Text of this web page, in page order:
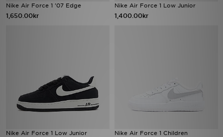
Nike Air Force 1 '07 Edge
1,650.00kr
Nike Air Force 1 Low Junior
1,400.00kr
Nike Air Force 1 Low Junior Nike Air Force 1 Children